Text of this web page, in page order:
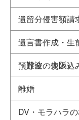
遺留分侵害額請
遺言書作成・
（難波・大阪）
預貯金の使い込
離婚
DV・モラハラ